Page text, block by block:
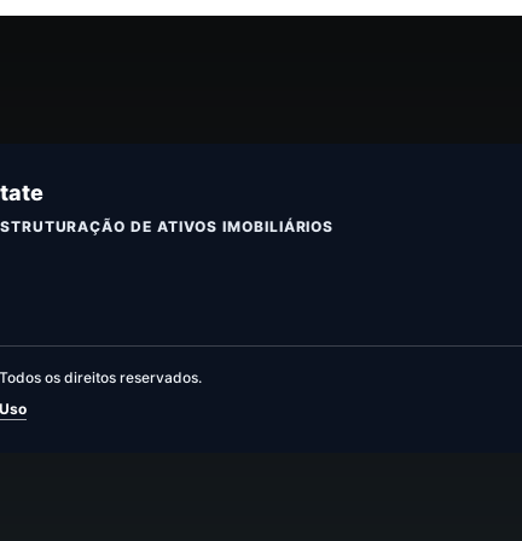
DE ATIVOS IMOBILIÁRIOS
os direitos reservados.